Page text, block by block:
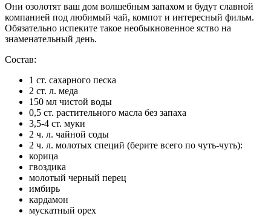
Они озолотят ваш дом волшебным запахом и будут славной
компанией под любимый чай, компот и интересный фильм.
Обязательно испеките такое необыкновенное яство на
знаменательный день.
Состав:
1 ст. сахарного песка
2 ст. л. меда
150 мл чистой воды
0,5 ст. растительного масла без запаха
3,5-4 ст. муки
2 ч. л. чайной соды
2 ч. л. молотых специй (берите всего по чуть-чуть):
корица
гвоздика
молотый черный перец
имбирь
кардамон
мускатный орех